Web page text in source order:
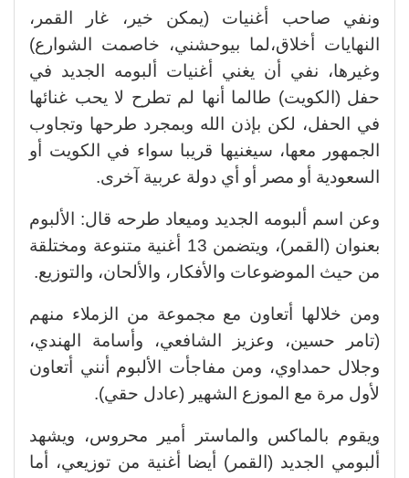
ونفي صاحب أغنيات (يمكن خير، غار القمر،
النهايات أخلاق،لما بيوحشني، خاصمت الشوارع)
وغيرها، نفي أن يغني أغنيات ألبومه الجديد في
حفل (الكويت) طالما أنها لم تطرح لا يحب غنائها
في الحفل، لكن بإذن الله وبمجرد طرحها وتجاوب
الجمهور معها، سيغنيها قريبا سواء في الكويت أو
السعودية أو مصر أو أي دولة عربية آخرى.
وعن اسم ألبومه الجديد وميعاد طرحه قال: الألبوم
بعنوان (القمر)، ويتضمن 13 أغنية متنوعة ومختلقة
من حيث الموضوعات والأفكار، والألحان، والتوزيع.
ومن خلالها أتعاون مع مجموعة من الزملاء منهم
(تامر حسين، وعزيز الشافعي، وأسامة الهندي،
وجلال حمداوي، ومن مفاجأت الألبوم أنني أتعاون
لأول مرة مع الموزع الشهير (عادل حقي).
ويقوم بالماكس والماستر أمير محروس، ويشهد
ألبومي الجديد (القمر) أيضا أغنية من توزيعي، أما